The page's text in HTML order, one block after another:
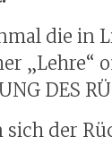
die in
„Lehre“
DES
sich der